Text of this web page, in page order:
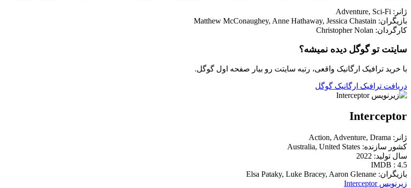
ژانر: Adventure, Sci-Fi
بازیگران: Matthew McConaughey, Anne Hathaway, Jessica Chastain
کارگردان: Christopher Nolan
سایتت تو گوگل دیده نمیشه؟
با خرید ترافیک ارگانیک واقعی، رتبه سایتت رو بیار صفحه اول گوگل.
دریافت ترافیک ارگانیک گوگل
Interceptor
ژانر: Action, Adventure, Drama
کشور سازنده: Australia, United States
سال تولید: 2022
IMDB : 4.5
بازیگران: Elsa Pataky, Luke Bracey, Aaron Glenane
زیرنویس Interceptor